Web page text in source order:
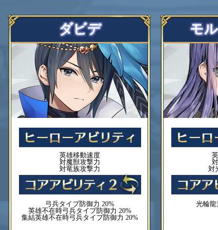
ダビデ
英雄移動速度
対魔獣攻撃力
対竜族攻撃力
弓兵タイプ防御力 20%
英雄不在時弓兵タイプ防御力 20%
集結英雄不在時弓兵タイプ防御力 20%
モ
対
光輪龍